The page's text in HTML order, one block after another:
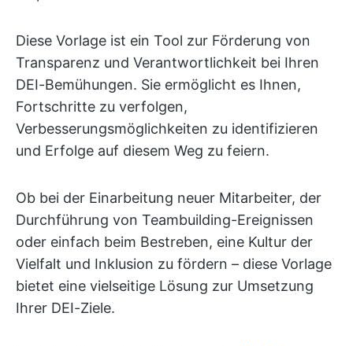
Diese Vorlage ist ein Tool zur Förderung von
Transparenz und Verantwortlichkeit bei Ihren
DEI-Bemühungen. Sie ermöglicht es Ihnen,
Fortschritte zu verfolgen,
Verbesserungsmöglichkeiten zu identifizieren
und Erfolge auf diesem Weg zu feiern.
Ob bei der Einarbeitung neuer Mitarbeiter, der
Durchführung von Teambuilding-Ereignissen
oder einfach beim Bestreben, eine Kultur der
Vielfalt und Inklusion zu fördern – diese Vorlage
bietet eine vielseitige Lösung zur Umsetzung
Ihrer DEI-Ziele.